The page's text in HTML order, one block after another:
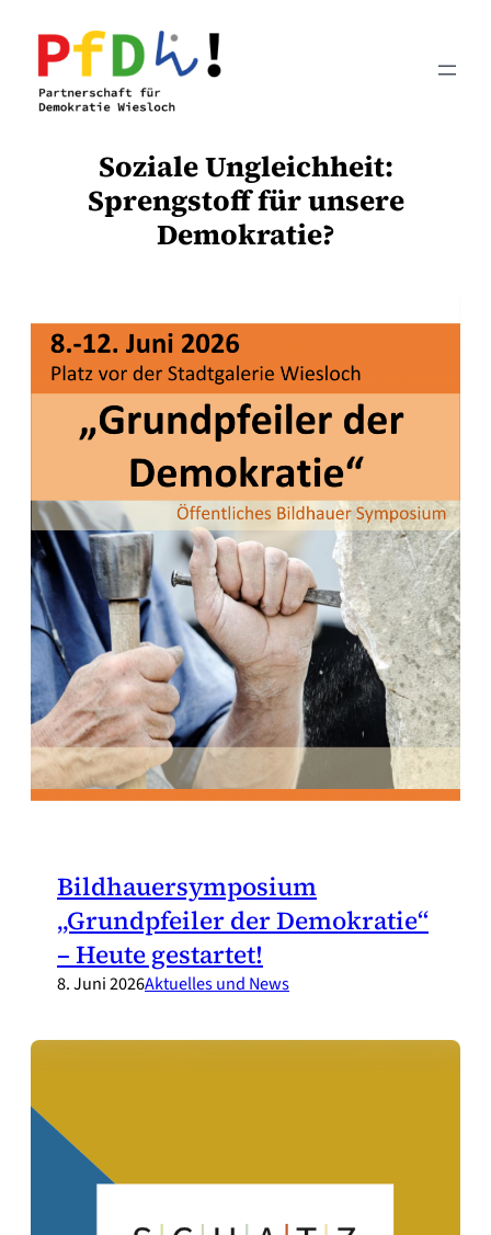
Inhalt
springen
Soziale Ungleichheit:
Sprengstoff für unsere
Demokratie?
Bildhauersymposium
„Grundpfeiler der Demokratie“
– Heute gestartet!
8. Juni 2026Aktuelles und News